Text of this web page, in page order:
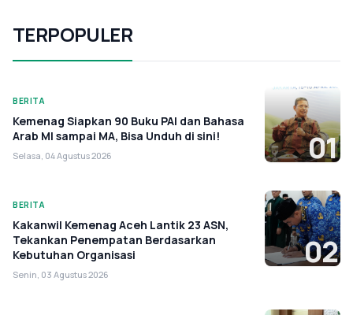
TERPOPULER
BERITA
Kemenag Siapkan 90 Buku PAI dan Bahasa
Arab MI sampai MA, Bisa Unduh di sini!
Selasa, 04 Agustus 2026 01
BERITA
Kakanwil Kemenag Aceh Lantik 23 ASN,
Tekankan Penempatan Berdasarkan
Kebutuhan Organisasi
Senin, 03 Agustus 2026
02